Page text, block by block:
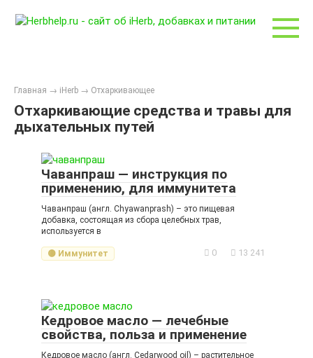
Главная → iHerb → Отхаркивающее
Отхаркивающие средства и травы для
дыхательных путей
Чаванпраш — инструкция по
применению, для иммунитета
Чаванпраш (англ. Chyawanprash) – это пищевая
добавка, состоящая из сбора целебных трав,
используется в
🟡 Иммунитет 0 13 241
Кедровое масло — лечебные
свойства, польза и применение
Кедровое масло (англ. Cedarwood oil) – растительное